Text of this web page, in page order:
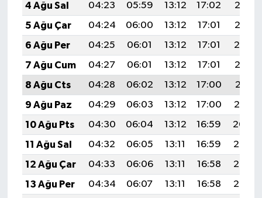
4 Ağu Sal
04:23 05:59 13:12 17:02
20:16
5 Ağu Çar
04:24 06:00 13:12 17:01
20:15
6 Ağu Per
04:25 06:01 13:12 17:01
20:14
7 Ağu Cum
04:27 06:01 13:12 17:01
20:13
8 Ağu Cts
04:28 06:02 13:12 17:00
20:11
9 Ağu Paz
04:29 06:03 13:12 17:00
20:10
10 Ağu Pts
04:30 06:04 13:12 16:59
20:09
11 Ağu Sal
04:32 06:05 13:11 16:59
20:08
12 Ağu Çar
04:33 06:06 13:11 16:58
20:07
13 Ağu Per
04:34 06:07 13:11 16:58
20:05